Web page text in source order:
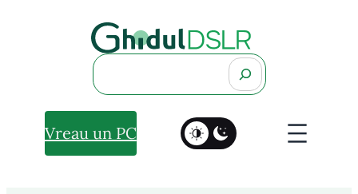
Search
Vreau un PC